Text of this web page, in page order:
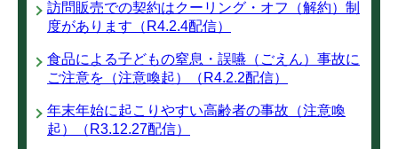
訪問販売での契約はクーリング・オフ（解約）制
度があります（R4.2.4配信）
食品による子どもの窒息・誤嚥（ごえん）事故に
ご注意を（注意喚起）（R4.2.2配信）
年末年始に起こりやすい高齢者の事故（注意喚
起）（R3.12.27配信）